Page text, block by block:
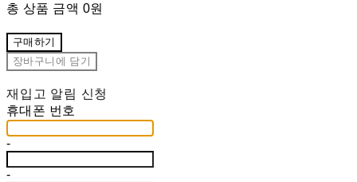
총 상품 금액 0원
구매하기
장바구니에 담기
재입고 알림 신청
휴대폰 번호
-
-